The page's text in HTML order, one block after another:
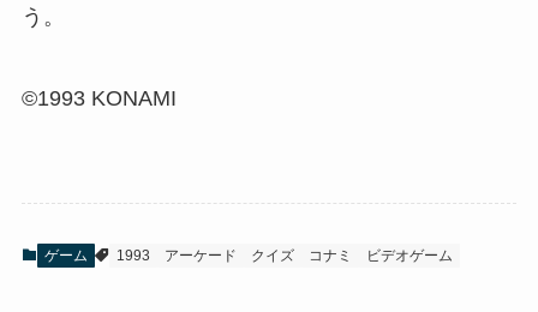
う。
©1993 KONAMI
ゲーム 1993 アーケード クイズ コナミ ビデオゲーム